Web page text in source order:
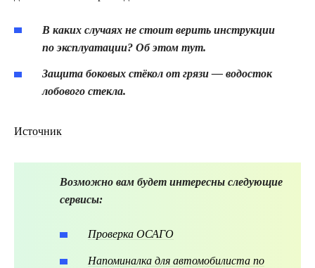
В каких случаях не стоит верить инструкции
по эксплуатации? Об этом тут.
Защита боковых стёкол от грязи — водосток
лобового стекла.
Источник
Возможно вам будет интересны следующие
сервисы:
Проверка ОСАГО
Напоминалка для автомобилиста по